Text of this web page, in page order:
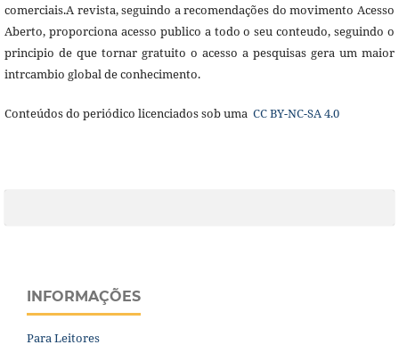
comerciais.A revista, seguindo a recomendações do movimento Acesso
Aberto, proporciona acesso publico a todo o seu conteudo, seguindo o
principio de que tornar gratuito o acesso a pesquisas gera um maior
intrcambio global de conhecimento.
Conteúdos do periódico licenciados sob uma CC BY-NC-SA 4.0
INFORMAÇÕES
Para Leitores